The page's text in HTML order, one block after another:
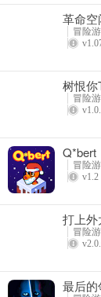
4、像是经典的火
革命空
冒险
树恨你
冒险
Q*bert
冒险
v1.2
打上外
冒险
最后的